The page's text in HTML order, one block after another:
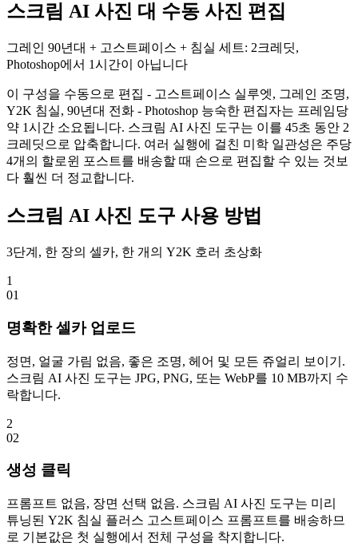
스크림 AI 사진 대 수동 사진 편집
그레인 90년대 + 고스트페이스 + 침실 세트: 2크레딧,
Photoshop에서 1시간이 아닙니다
이 구성을 수동으로 편집 - 고스트페이스 실루엣, 그레인 조명,
Y2K 침실, 90년대 전화 - Photoshop 능숙한 편집자는 프레임당
약 1시간 소요됩니다. 스크림 AI 사진 도구는 이를 45초 동안 2
크레딧으로 압축합니다. 여러 실행에 걸친 미학 일관성은 주당
4개의 할로윈 포스트를 배송할 때 손으로 편집할 수 있는 것보
다 훨씬 더 정교합니다.
스크림 AI 사진 도구 사용 방법
3단계, 한 장의 셀카, 한 개의 Y2K 호러 초상화
1
01
명확한 셀카 업로드
정면, 얼굴 가림 없음, 좋은 조명, 헤어 및 모든 쥬얼리 보이기.
스크림 AI 사진 도구는 JPG, PNG, 또는 WebP를 10 MB까지 수
락합니다.
2
02
생성 클릭
프롬프트 없음, 장면 선택 없음. 스크림 AI 사진 도구는 미리
튜닝된 Y2K 침실 플러스 고스트페이스 프롬프트를 배송하므
로 기본값은 첫 실행에서 전체 구성을 착지합니다.